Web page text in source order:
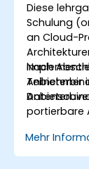
Diese
Schulung
an Cloud-
Nach
Teilnehmer
portierbare
und
Mehr